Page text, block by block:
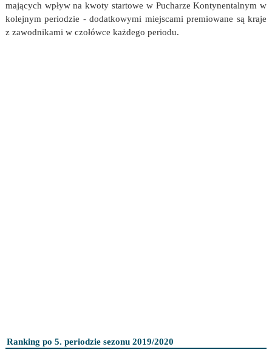
mających wpływ na kwoty startowe w Pucharze Kontynentalnym w
kolejnym periodzie - dodatkowymi miejscami premiowane są kraje
z zawodnikami w czołówce każdego periodu.
Ranking po 5. periodzie sezonu 2019/2020